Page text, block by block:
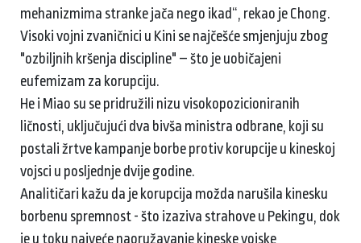
mehanizmima stranke jača nego ikad“, rekao je Chong.
Visoki vojni zvaničnici u Kini se najčešće smjenjuju zbog
"ozbiljnih kršenja discipline" – što je uobičajeni
eufemizam za korupciju.
He i Miao su se pridružili nizu visokopozicioniranih
ličnosti, uključujući dva bivša ministra odbrane, koji su
postali žrtve kampanje borbe protiv korupcije u kineskoj
vojsci u posljednje dvije godine.
Analitičari kažu da je korupcija možda narušila kinesku
borbenu spremnost - što izaziva strahove u Pekingu, dok
je u toku najveće naoružavanje kineske vojske